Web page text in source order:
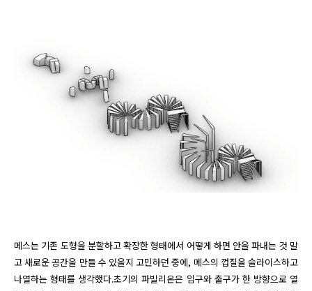
메스는 기존 도형을 분할하고 확장한 형태에서 어떻게 하면 안을 파내는 것 말
고 새로운 공간을 만들 수 있을지 고민하던 중에, 메스의 껍질을 슬라이스하고
나열하는 형태를 생각했다.초기의 파빌리온은 입구와 출구가 한 방향으로 열